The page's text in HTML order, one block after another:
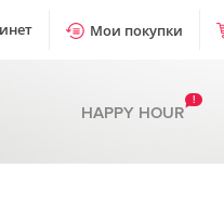
Мои покупки
HAPPY HOUR
!